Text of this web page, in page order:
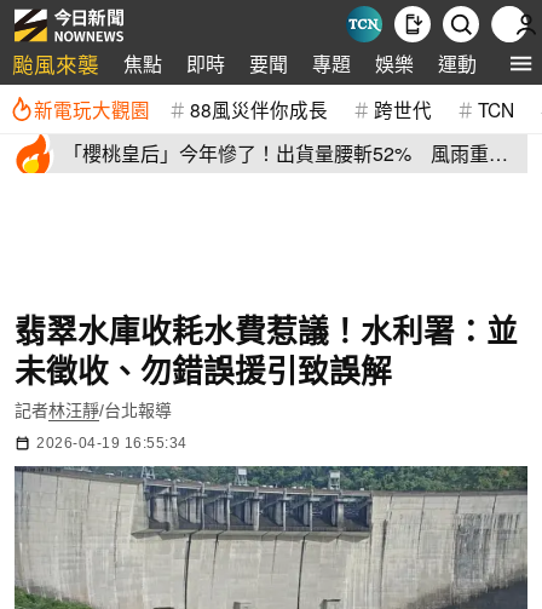
颱風來襲 焦點 即時 要聞 專題 娛樂 運動 全球
新電玩大觀園 88風災伴你成長 跨世代 TCN
「櫻桃皇后」今年慘了！出貨量腰斬52% 風雨重
翡翠水庫收耗水費惹議！水利署：並
未徵收、勿錯誤援引致誤解
記者林汪靜/台北報導
2026-04-19 16:55:34